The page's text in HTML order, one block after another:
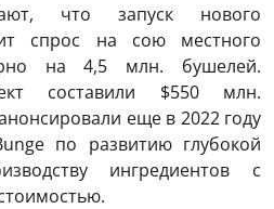
что запуск нового
спрос на сою местного
на 4,5 млн. бушелей.
составили $550 млн.
еще в 2022 году
по развитию глубокой
ингредиентов с